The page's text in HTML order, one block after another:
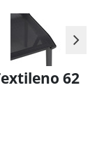
62